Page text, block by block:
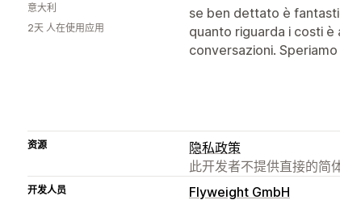
se ben dettato è
quanto riguarda i costi è
conversazioni.
意大利
2天 人在使用应用
资源
隐私政策
此开发者不提供直接的简
开发人员
Flyweight GmbH